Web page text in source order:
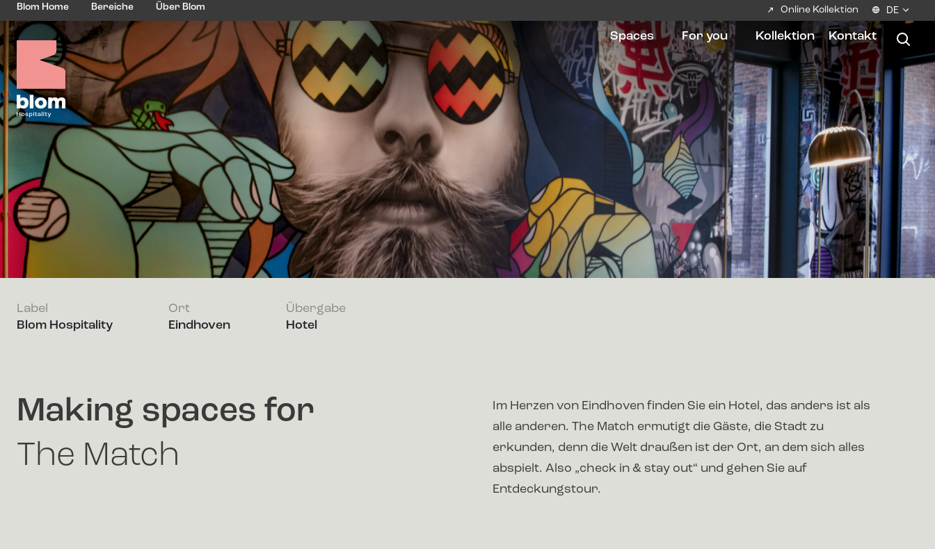
Blom Home Bereiche Über Blom Online Kollektion DE
Spaces For you Kollektion Kontakt
Label
Blom Hospitality
Ort
Eindhoven
Übergabe
Hotel
Making spaces for
The Match
Im Herzen von Eindhoven finden Sie ein Hotel, das anders ist als
alle anderen. The Match ermutigt die Gäste, die Stadt zu
erkunden, denn die Welt draußen ist der Ort, an dem sich alles
abspielt. Also „check in & stay out“ und gehen Sie auf
Entdeckungstour.